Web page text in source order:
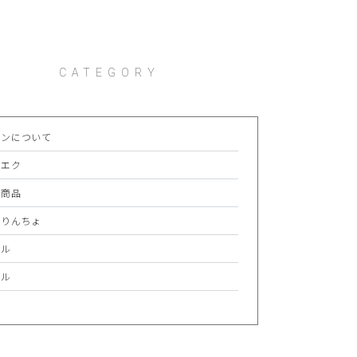
CATEGORY
について
ク
品
んちょ